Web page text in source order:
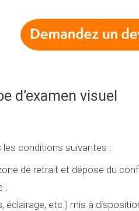
d’examen visuel
les conditions suivantes :
de retrait et dépose du
;
etc.) mis à